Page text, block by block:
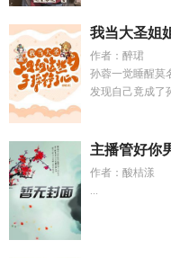
我当大圣姐
作者：醉珺
孙蓉一觉睡醒莫
发现自己竟成了
主播管好你
作者：酸桔漾
...